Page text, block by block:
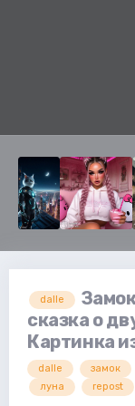
dalle
сказка о
Картинка
dalle замок
луна
repost